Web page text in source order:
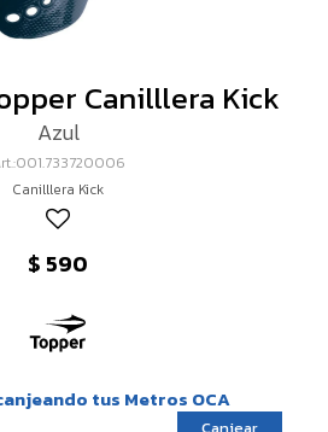
Canilllera Kick
Azul
001.733720006
Canilllera Kick
$ 590
tus Metros OCA